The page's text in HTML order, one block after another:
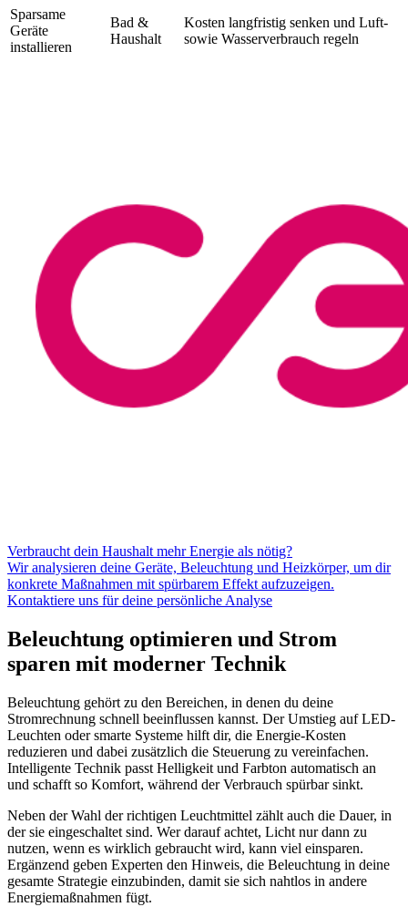
Sparsame
Geräte
installieren
Bad &
Haushalt
Kosten langfristig senken und Luft-
sowie Wasserverbrauch regeln
Verbraucht dein Haushalt mehr Energie als nötig?
Wir analysieren deine Geräte, Beleuchtung und Heizkörper, um dir
konkrete Maßnahmen mit spürbarem Effekt aufzuzeigen.
Kontaktiere uns für deine persönliche Analyse
Beleuchtung optimieren und Strom
sparen mit moderner Technik
Beleuchtung gehört zu den Bereichen, in denen du deine
Stromrechnung schnell beeinflussen kannst. Der Umstieg auf LED-
Leuchten oder smarte Systeme hilft dir, die Energie-Kosten
reduzieren und dabei zusätzlich die Steuerung zu vereinfachen.
Intelligente Technik passt Helligkeit und Farbton automatisch an
und schafft so Komfort, während der Verbrauch spürbar sinkt.
Neben der Wahl der richtigen Leuchtmittel zählt auch die Dauer, in
der sie eingeschaltet sind. Wer darauf achtet, Licht nur dann zu
nutzen, wenn es wirklich gebraucht wird, kann viel einsparen.
Ergänzend geben Experten den Hinweis, die Beleuchtung in deine
gesamte Strategie einzubinden, damit sie sich nahtlos in andere
Energiemaßnahmen fügt.